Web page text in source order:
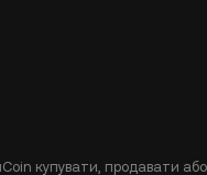
купувати, продавати або